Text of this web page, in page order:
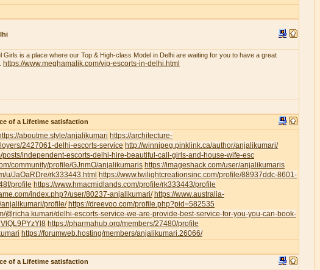
Girls is a place where our Top & High-class Model in Delhi are waiting for you to have a great
https://www.meghamalik.com/vip-escorts-in-delhi.html
of a Lifetime satisfaction
aboutme.style/anjalikumari https://architecture-
2427061-delhi-escorts-service http://winnipeg.pinklink.ca/author/anjalikumari/
posts/independent-escorts-delhi-hire-beautiful-call-girls-and-house-wife-esc
community/profile/GJnmO/anjalikumaris https://imageshack.com/user/anjalikumaris
u/JaOaRDre/rk333443.html https://www.twilightcreationsinc.com/profile/88937ddc-8601-
profile https://www.hmacmidlands.com/profile/rk333443/profile
index.php?/user/80237-anjalikumari/ https://www.australia-
profile/ https://dreevoo.com/profile.php?pid=582535
@richa.kumari/delhi-escorts-service-we-are-provide-best-service-for-you-you-can-book-
https://pharmahub.org/members/27480/profile
https://forumweb.hosting/members/anjalikumari.26066/
of a Lifetime satisfaction